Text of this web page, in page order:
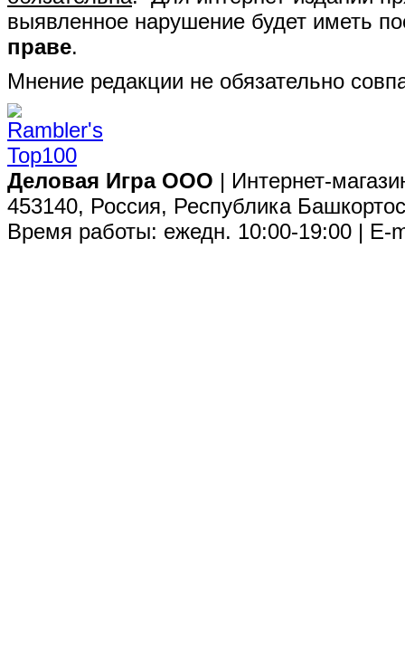
выявленное нарушение будет иметь
праве.
Мнение редакции не обязательно
Деловая Игра ООО | Интернет-
453140, Россия, Республика
Время работы: ежедн. 10:00-19:00 | E-